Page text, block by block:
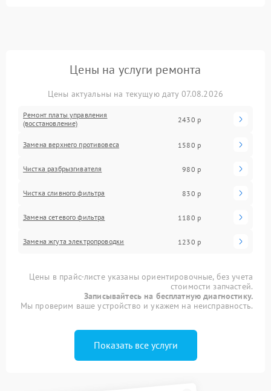
Цены на услуги ремонта
Цены актуальны на текущую дату 07.08.2026
Ремонт платы управления
(восстановление)
2430 р
Замена верхнего противовеса 1580 р
Чистка разбрызгивателя 980 р
Чистка сливного фильтра 830 р
Замена сетевого фильтра 1180 р
Замена жгута электропроводки 1230 р
Цены в прайс-листе указаны ориентировочные, без учета
стоимости запчастей.
Записывайтесь на бесплатную диагностику.
Мы проверим ваше устройство и укажем на неисправность.
Показать все услуги